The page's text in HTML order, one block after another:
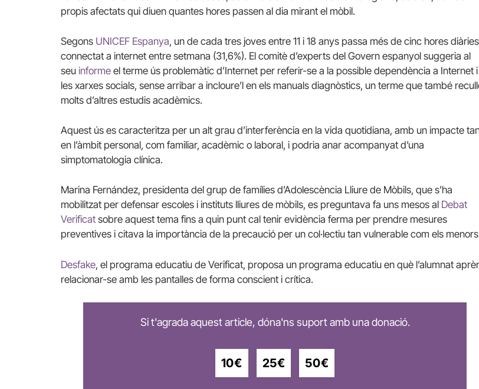
propis afectats qui diuen quantes hores passen al dia mirant el mòbil.
Segons UNICEF Espanya, un de cada tres joves entre 11 i 18 anys passa més de cinc hores diàries
connectat a internet entre setmana (31,6%). El comitè d’experts del Govern espanyol suggeria al
seu informe el terme ús problemàtic d’Internet per referir-se a la possible dependència a Internet i
les xarxes socials, sense arribar a incloure’l en els manuals diagnòstics, un terme que també
molts d’altres estudis acadèmics.
Aquest ús es caracteritza per un alt grau d’interferència en la vida quotidiana, amb un impacte
en l’àmbit personal, com familiar, acadèmic o laboral, i podria anar acompanyat d’una
simptomatologia clínica.
Marina Fernández, presidenta del grup de famílies d’Adolescència Lliure de Mòbils, que s’ha
mobilitzat per defensar escoles i instituts lliures de mòbils, es preguntava fa uns mesos al Debat
Verificat sobre aquest tema fins a quin punt cal tenir evidència ferma per prendre mesures
preventives i citava la importància de la precaució per un col·lectiu tan vulnerable com els
Desfake, el programa educatiu de Verificat, proposa un programa educatiu en què l’alumnat
relacionar-se amb les pantalles de forma conscient i crítica.
Si t'agrada aquest article, dóna'ns suport amb una donació.
10€ 25€ 50€